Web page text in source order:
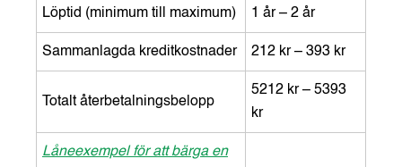
Löptid (minimum till maximum) 1 år – 2 år
Sammanlagda kreditkostnader 212 kr – 393 kr
Totalt återbetalningsbelopp
5212 kr – 5393
kr
Låneexempel för att bärga en